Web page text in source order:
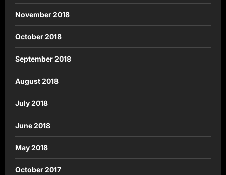
November 2018
October 2018
September 2018
August 2018
July 2018
June 2018
May 2018
October 2017